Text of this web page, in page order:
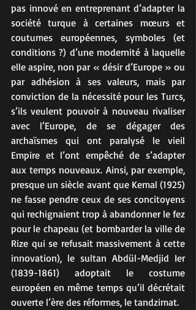
pas innové en entreprenant d’adapter la
société turque à certaines mœurs et
coutumes européennes, symboles (et
conditions ?) d’une modernité à laquelle
elle aspire, non par « désir d’Europe » ou
par adhésion à ses valeurs, mais par
conviction de la nécessité pour les Turcs,
s’ils veulent pouvoir à nouveau rivaliser
avec l’Europe, de se dégager des
archaïsmes qui ont paralysé le vieil
Empire et l’ont empêché de s’adapter
aux temps nouveaux. Ainsi, par exemple,
presque un siècle avant que Kemal (1925)
ne fasse pendre ceux de ses concitoyens
qui rechignaient trop à abandonner le fez
pour le chapeau (et bombarder la ville de
Rize qui se refusait massivement à cette
innovation), le sultan Abdül-Medjid Ier
(1839-1861) adoptait le costume
européen en même temps qu’il décrétait
ouverte l’ère des réformes, le tandzimat.